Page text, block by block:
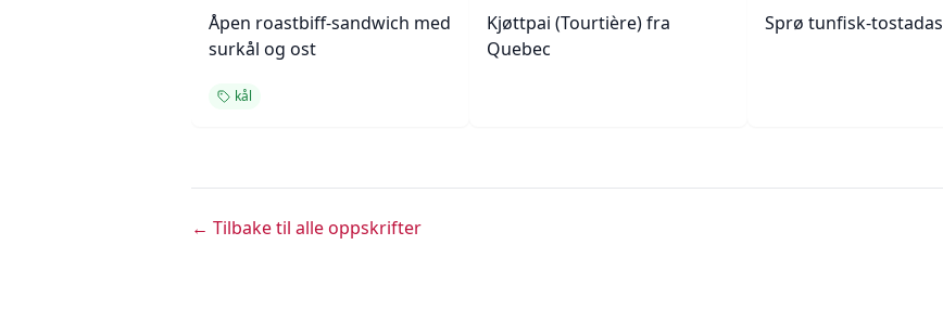
Åpen roastbiff-sandwich med
surkål og ost
kål
Kjøttpai (Tourtière) fra
Quebec
Sprø tunfisk-tostadas
← Tilbake til alle oppskrifter